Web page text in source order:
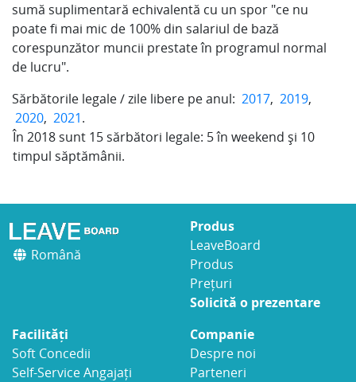
sumă suplimentară echivalentă cu un spor "ce nu
poate fi mai mic de 100% din salariul de bază
corespunzător muncii prestate în programul normal
de lucru".
Sărbătorile legale / zile libere pe anul: 2017, 2019,
2020, 2021.
În 2018 sunt 15 sărbători legale: 5în weekend și 10
timpul săptămânii.
Română
Produs
LeaveBoard
Produs
Prețuri
Solicită o prezentare
Facilități
Soft Concedii
Self-Service Angajați
Companie
Despre noi
Parteneri